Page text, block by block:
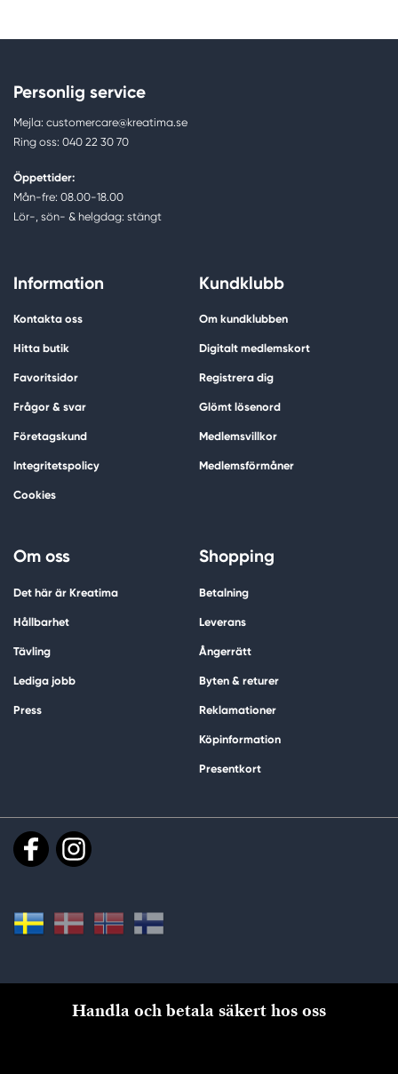
Personlig service
Mejla: customercare@kreatima.se
Ring oss: 040 22 30 70
Öppettider:
Mån-fre: 08.00-18.00
Lör-, sön- & helgdag: stängt
Information
Kontakta oss
Hitta butik
Favoritsidor
Frågor & svar
Företagskund
Integritetspolicy
Cookies
Kundklubb
Om kundklubben
Digitalt medlemskort
Registrera dig
Glömt lösenord
Medlemsvillkor
Medlemsförmåner
Om oss
Det här är Kreatima
Hållbarhet
Tävling
Lediga jobb
Press
Shopping
Betalning
Leverans
Ångerrätt
Byten & returer
Reklamationer
Köpinformation
Presentkort
Handla och betala säkert hos oss